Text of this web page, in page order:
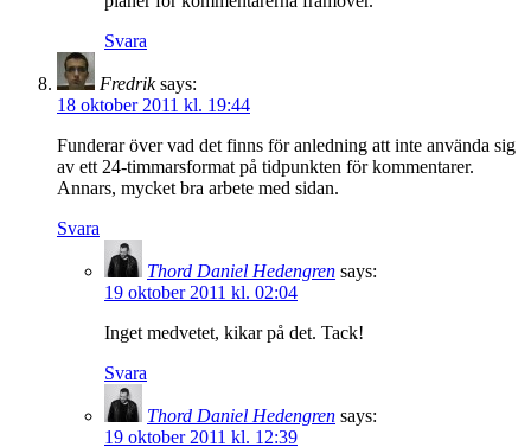
Svara
Fredrik says:
18 oktober 2011 kl. 19:44
Funderar över vad det finns för anledning att inte använda sig
av ett 24-timmarsformat på tidpunkten för kommentarer.
Annars, mycket bra arbete med sidan.
Svara
Thord Daniel Hedengren says:
19 oktober 2011 kl. 02:04
Inget medvetet, kikar på det. Tack!
Svara
Thord Daniel Hedengren says:
19 oktober 2011 kl. 12:39